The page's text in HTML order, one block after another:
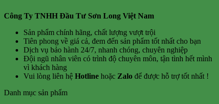
Công Ty TNHH Đầu Tư Sơn Long Việt Nam
Sản phẩm chính hãng, chất lượng vượt trội
Tiên phong về giá cả, đem đến sản phẩm tốt nhất cho bạn
Dịch vụ bảo hành 24/7, nhanh chóng, chuyên nghiệp
Đội ngũ nhân viên có trình độ chuyên môn, tận tình hết mình
vì khách hàng
Vui lòng liên hệ Hotline hoặc Zalo để được hỗ trợ tốt nhất !
Danh mục sản phẩm